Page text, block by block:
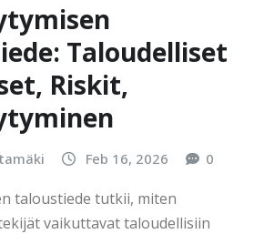
Taloudelliset
Riskit,
Feb 16, 2026 0
taloustiede tutkii, miten
vaikuttavat taloudellisiin